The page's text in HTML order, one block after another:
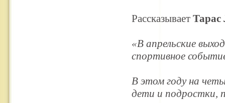
Рассказывает Тарас
«В апрельские
спортивное
В этом году на
дети и подростки,